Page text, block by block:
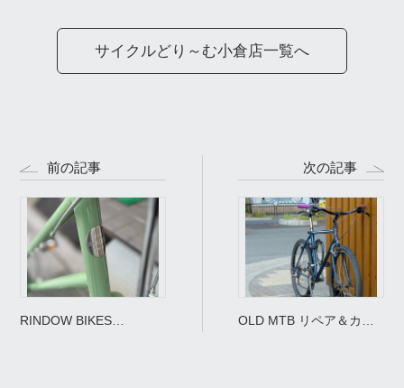
サイクルどり～む小倉店一覧へ
前の記事
RINDOW BIKES
次の記事
OLD MTB リペア＆カス